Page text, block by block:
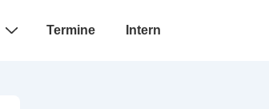
Termine Intern